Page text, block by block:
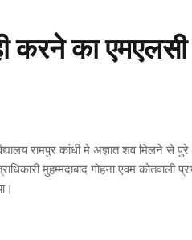
करने का
रामपुर कांधी मे अज्ञात शव मिलने
मुहम्मदाबाद गोहना एवम